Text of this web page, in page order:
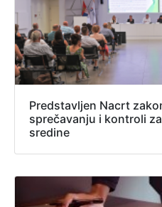
Predstavljen Nacrt
sprečavanju i kontroli
sredine